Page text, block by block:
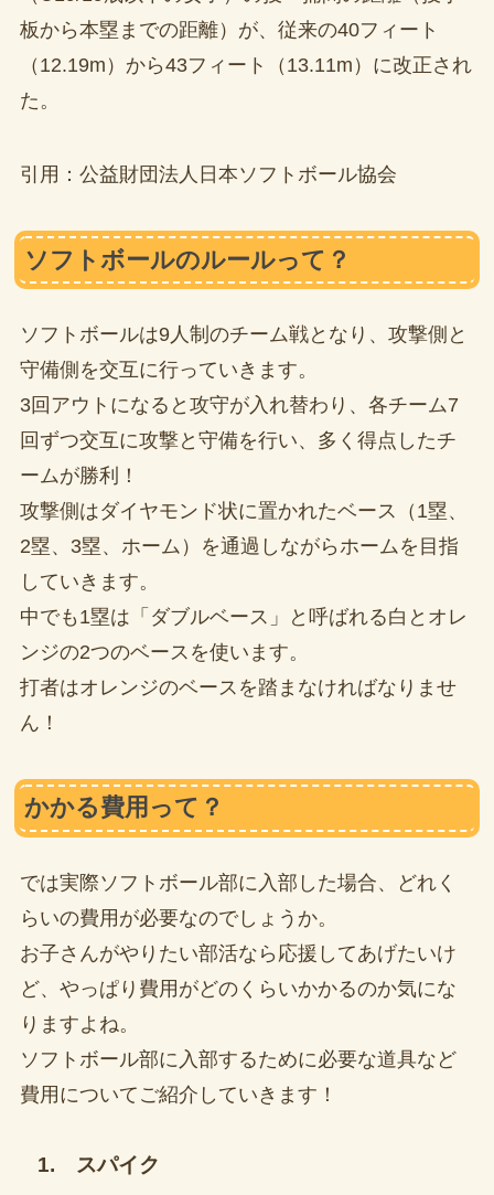
板から本塁までの距離）が、従来の40フィート
（12.19m）から43フィート（13.11m）に改正され
た。
引用：公益財団法人日本ソフトボール協会
ソフトボールのルールって？
ソフトボールは9人制のチーム戦となり、攻撃側と
守備側を交互に行っていきます。
3回アウトになると攻守が入れ替わり、各チーム7
回ずつ交互に攻撃と守備を行い、多く得点したチ
ームが勝利！
攻撃側はダイヤモンド状に置かれたベース（1塁、
2塁、3塁、ホーム）を通過しながらホームを目指
していきます。
中でも1塁は「ダブルベース」と呼ばれる白とオレ
ンジの2つのベースを使います。
打者はオレンジのベースを踏まなければなりませ
ん！
かかる費用って？
では実際ソフトボール部に入部した場合、どれく
らいの費用が必要なのでしょうか。
お子さんがやりたい部活なら応援してあげたいけ
ど、やっぱり費用がどのくらいかかるのか気にな
りますよね。
ソフトボール部に入部するために必要な道具など
費用についてご紹介していきます！
1. スパイク